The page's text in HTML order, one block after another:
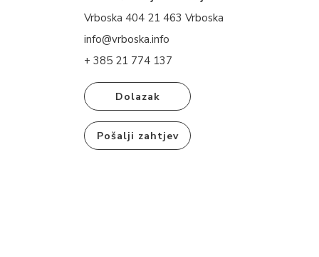
Vrboska 404 21 463 Vrboska
info@vrboska.info
+ 385 21 774 137
Dolazak
Pošalji zahtjev